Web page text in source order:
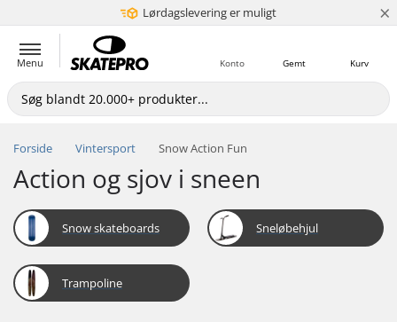
Lørdagslevering er muligt
5+ mio. kunder ×
Menu Kurv
Gemt
Konto
Forside Vintersport Snow Action Fun
Action og sjov i sneen
Snow skateboards Sneløbehjul
Trampoline